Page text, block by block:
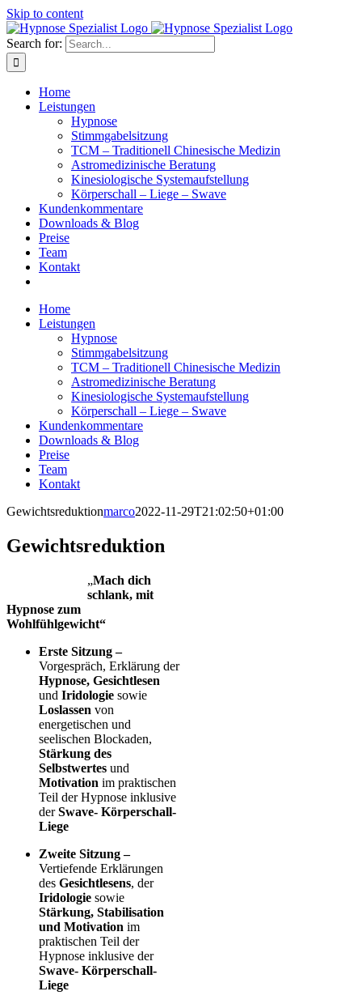
Skip to content
Search for:
Home
Leistungen
Hypnose
Stimmgabelsitzung
TCM – Traditionell Chinesische Medizin
Astromedizinische Beratung
Kinesiologische Systemaufstellung
Körperschall – Liege – Swave
Kundenkommentare
Downloads & Blog
Preise
Team
Kontakt
Home
Leistungen
Hypnose
Stimmgabelsitzung
TCM – Traditionell Chinesische Medizin
Astromedizinische Beratung
Kinesiologische Systemaufstellung
Körperschall – Liege – Swave
Kundenkommentare
Downloads & Blog
Preise
Team
Kontakt
Gewichtsreduktionmarco2022-11-29T21:02:50+01:00
Gewichtsreduktion
„Mach dich
schlank, mit
Hypnose zum
Wohlfühlgewicht“
Erste Sitzung –
Vorgespräch, Erklärung der
Hypnose, Gesichtlesen
und Iridologie sowie
Loslassen von
energetischen und
seelischen Blockaden,
Stärkung des
Selbstwertes und
Motivation im praktischen
Teil der Hypnose inklusive
derSwave- Körperschall-
Liege
Zweite Sitzung –
Vertiefende Erklärungen
des Gesichtlesens, der
Iridologie sowie
Stärkung, Stabilisation
und Motivation im
praktischen Teil der
Hypnose inklusive der
Swave- Körperschall-
Liege